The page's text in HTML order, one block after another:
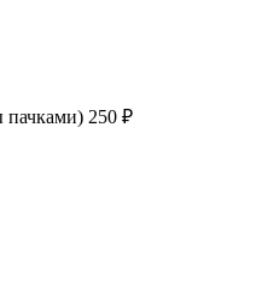
пачками) 250 ₽